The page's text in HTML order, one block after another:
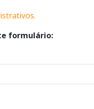
formulário: